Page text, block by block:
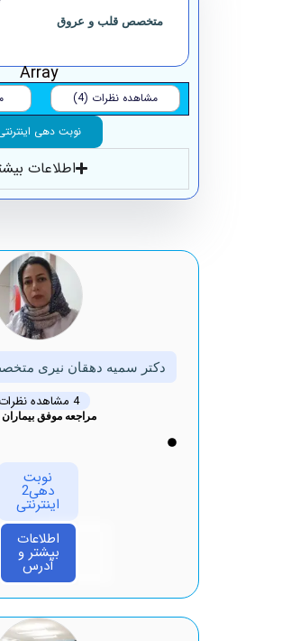
متخصص قلب و عروق
Array
مشاهده نظرات (4)
نوبت دهی
اطلاعات
دکتر سمیه دهقان نیری
4 مشاهده نظرات
مراجعه موفق بیماران 300
نوبت
دهی2
اینترنتی
اطلاعات
بیشتر و
آدرس